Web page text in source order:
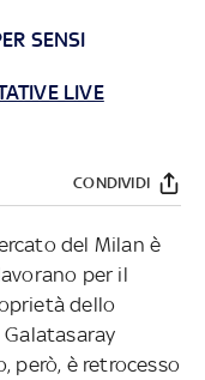
SENSI
LIVE
CONDIVIDI
del Milan è
per il
dello
Galatasaray
però, è retrocesso